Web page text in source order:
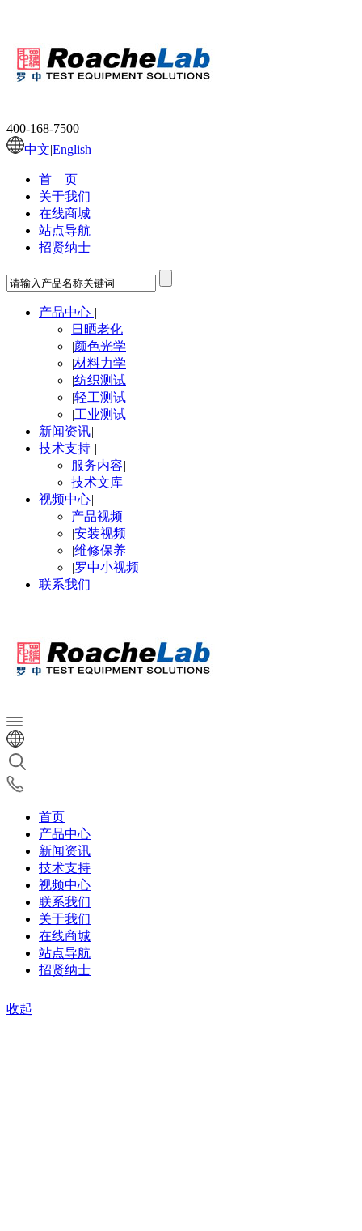
400-168-7500
中文|English
首 页
关于我们
在线商城
站点导航
招贤纳士
产品中心 |
日晒老化
|颜色光学
|材料力学
|纺织测试
|轻工测试
|工业测试
新闻资讯|
技术支持 |
服务内容|
技术文库
视频中心|
产品视频
|安装视频
|维修保养
|罗中小视频
联系我们
首页
产品中心
新闻资讯
技术支持
视频中心
联系我们
关于我们
在线商城
站点导航
招贤纳士
收起